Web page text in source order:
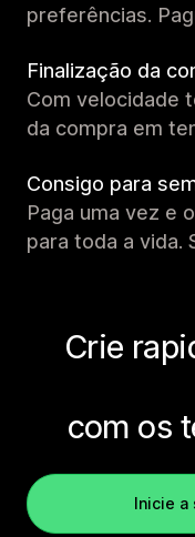
preferências.
Finalização da
Com velocidade
da compra em
Consigo para
Paga uma vez e
para toda a vida.
Crie
com os
Inicie a